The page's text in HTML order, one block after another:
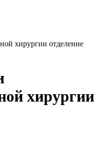
хирургии отделение
хирургии